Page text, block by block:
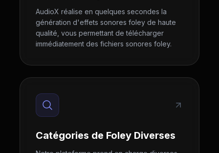
AudioX réalise en quelques secondes la
génération d'effets sonores foley de haute
qualité, vous permettant de télécharger
immédiatement des fichiers sonores foley.
Catégories de Foley Diverses